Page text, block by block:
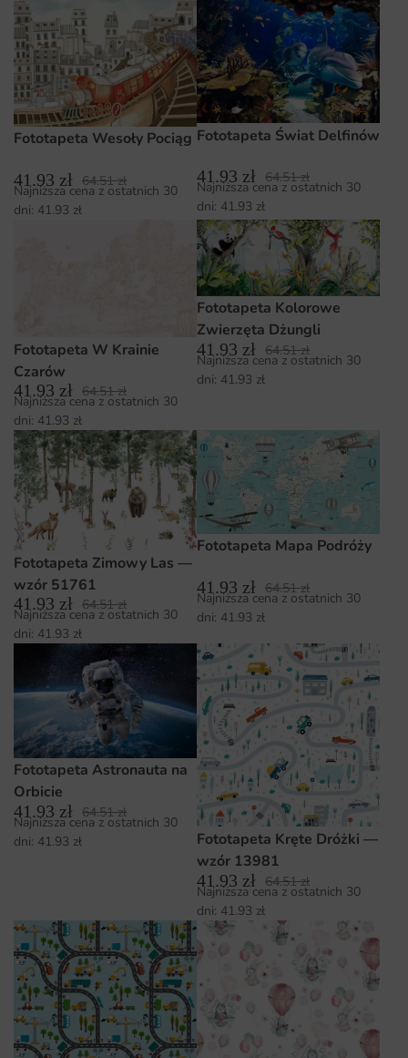
Fototapeta Wesoły Pociąg
41.93 zł 64.51zł
Najniższa cena z ostatnich 30
dni: 41.93 zł
Fototapeta Świat Delfinów
41.93 zł 64.51zł
Najniższa cena z ostatnich 30
dni: 41.93 zł
Fototapeta W Krainie
Czarów
41.93 zł 64.51zł
Najniższa cena z ostatnich 30
dni: 41.93 zł
Fototapeta Kolorowe
Zwierzęta Dżungli
41.93 zł 64.51zł
Najniższa cena z ostatnich 30
dni: 41.93 zł
Fototapeta Zimowy Las —
wzór 51761
41.93 zł 64.51zł
Najniższa cena z ostatnich 30
dni: 41.93 zł
Fototapeta Mapa Podróży
41.93 zł 64.51zł
Najniższa cena z ostatnich 30
dni: 41.93 zł
Fototapeta Astronauta na
Orbicie
41.93 zł 64.51zł
Najniższa cena z ostatnich 30
dni: 41.93 zł
Fototapeta Kręte Dróżki —
wzór 13981
41.93 zł 64.51zł
Najniższa cena z ostatnich 30
dni: 41.93 zł